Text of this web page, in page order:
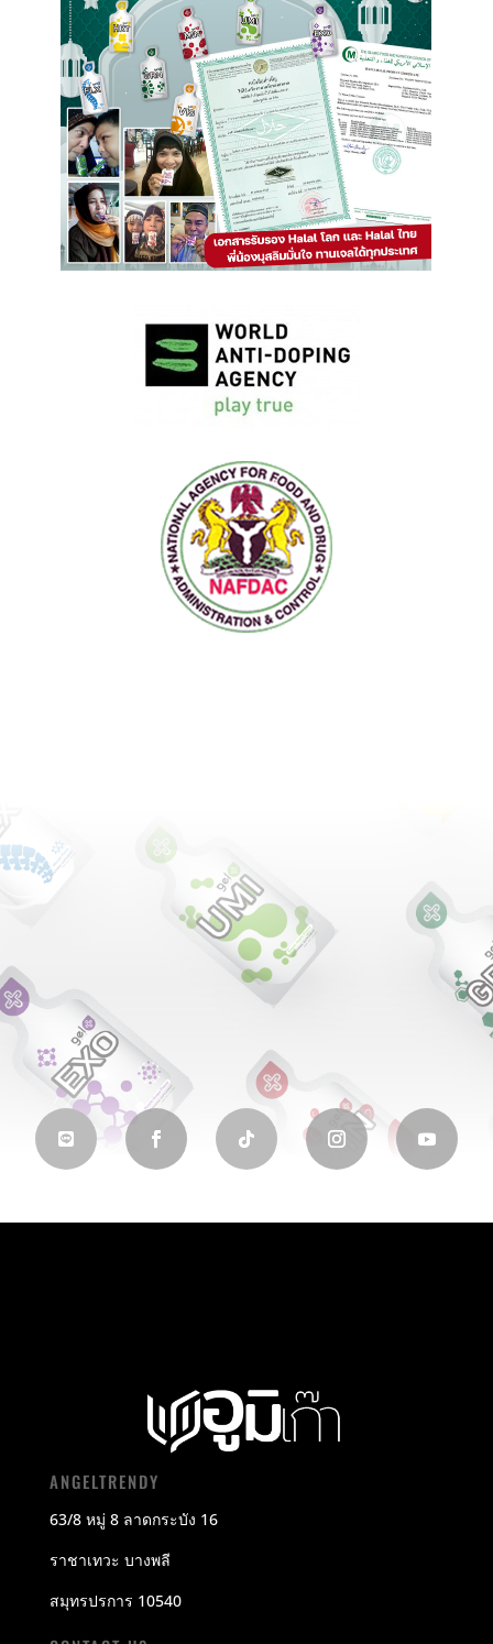
ANGELTRENDY
63/8 หมู่ 8 ลาดกระบัง 16
ราชาเทวะ บางพลี
สมุทรปรการ 10540